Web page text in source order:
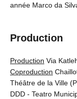
année Marco da
Production
Production Via
Coproduction
Théâtre de la Ville
DDD - Teatro